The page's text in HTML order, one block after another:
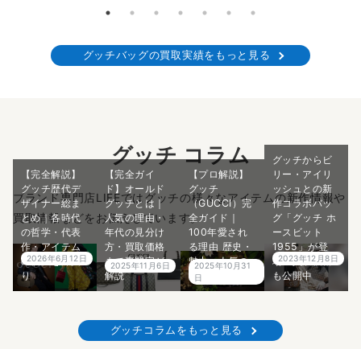
グッチバッグの買取実績をもっと見る
グッチ コラム
ブランド専門店LIFEではグッチの様々なアイテムの新作情報や
買取情報などをお伝えしています。
【完全解説】
グッチ歴代デ
ザイナー総ま
とめ｜各時代
の哲学・代表
作・アイテム
の価値を深掘
り
2026年6月12日
【完全ガイ
ド】オールド
グッチとは｜
人気の理由・
年代の見分け
方・買取価格
まで専門家が
解説
2025年11月6日
【プロ解説】
グッチ
（GUCCI）完
全ガイド｜
100年愛され
る理由 歴史・
魅力・人気の
秘密をご紹介
2025年10月31
日
グッチからビ
リー・アイリ
ッシュとの新
作コラボバッ
グ「グッチ ホ
ースビット
1955」が登
場！買取価格
も公開中
2023年12月8日
グッチコラムをもっと見る